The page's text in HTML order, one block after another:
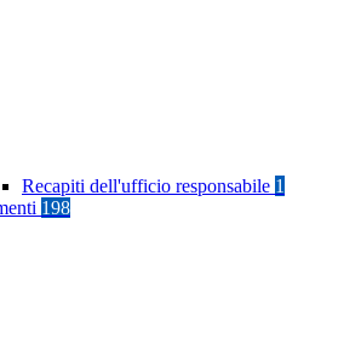
Recapiti dell'ufficio responsabile 1
198